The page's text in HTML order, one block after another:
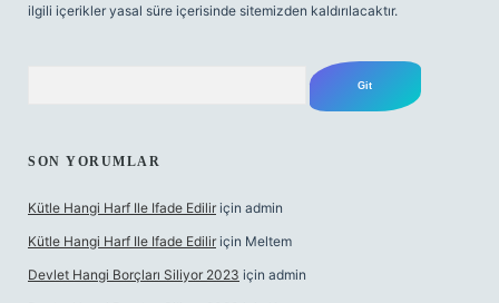
ilgili içerikler yasal süre içerisinde sitemizden kaldırılacaktır.
SON YORUMLAR
Kütle Hangi Harf Ile Ifade Edilir için admin
Kütle Hangi Harf Ile Ifade Edilir için Meltem
Devlet Hangi Borçları Siliyor 2023 için admin